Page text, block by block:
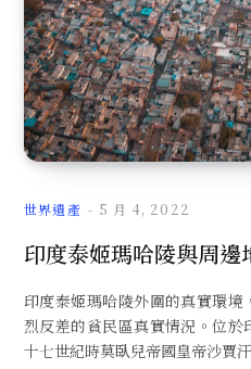
世界遺產 5 月 4, 2022
印度泰姬瑪哈陵與周邊
印度泰姬瑪哈陵外圍的真實環
烈反差的貧民區真實情況。位
十七世紀時莫臥兒帝國皇帝沙賈